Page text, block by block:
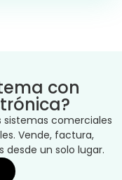
con
comerciales
Vende, factura,
un solo lugar.